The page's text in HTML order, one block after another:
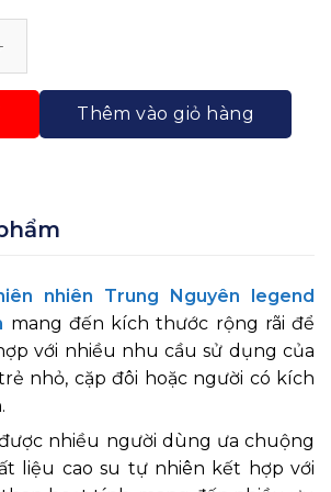
Nhiên Trung Nguyên Legend
Thêm vào giỏ hàng
nhiên Trung Nguyên legend
mang đến kích thước rộng rãi để
với nhiều nhu cầu sử dụng của
nhỏ, cặp đôi hoặc người có kích
nhiều người dùng ưa chuộng
liệu cao su tự nhiên kết hợp với